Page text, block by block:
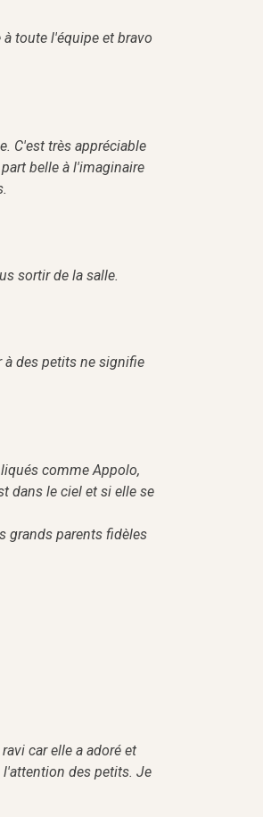
toute l'équipe et bravo
C'est très appréciable
belle à l'imaginaire
sortir de la salle.
à des petits ne signifie
comme Appolo,
dans le ciel et si elle se
grands parents fidèles
car elle a adoré et
l'attention des petits. Je